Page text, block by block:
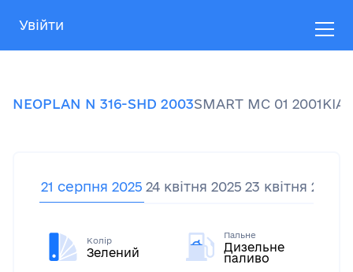
Увійти
NEOPLAN N 316-SHD 2003SMART MC 01 2001 KIA
21 серпня 2025 24 квітня 2025 23 квітня 2025
Колір
Зелений
Пальне
Дизельне
паливо